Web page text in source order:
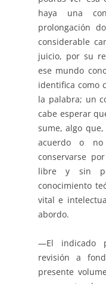
haya una
prolongación
considerable
juicio, por su
ese mundo
identifica como
la palabra; un
cabe esperar
sume, algo
acuerdo o
conservarse
libre y sin
conocimiento
vital e
abordo.
—El indicado
revisión a
presente